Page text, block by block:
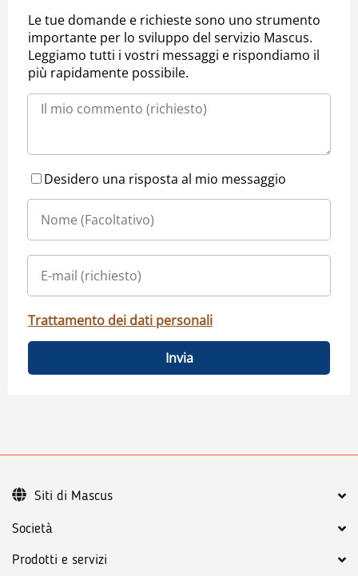
Le tue domande e richieste sono uno strumento
importante per lo sviluppo del servizio Mascus.
Leggiamo tutti i vostri messaggi e rispondiamo il
più rapidamente possibile.
Desidero una risposta al mio messaggio
Trattamento dei dati personali
Invia
Società
Prodotti e servizi
Siti di Mascus